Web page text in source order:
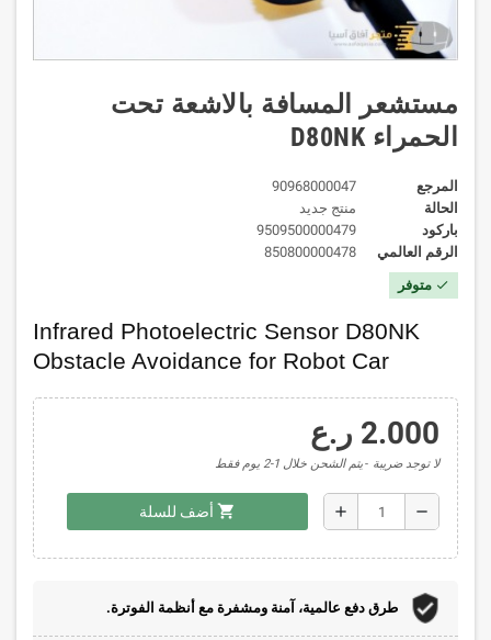
مستشعر المسافة بالاشعة تحت
الحمراء D80NK
المرجع
90968000047
الحالة
منتج جديد
باركود
9509500000479
الرقم العالمي
850800000478
check متوفر
Infrared Photoelectric Sensor D80NK
Obstacle Avoidance for Robot Car
2.000 ر.ع
لا توجد ضريبة يتم الشحن خلال 1-2 يوم فقط
remove
add
shopping_cart أضف للسلة
طرق دفع عالمية، آمنة ومشفرة مع أنظمة الفوترة.